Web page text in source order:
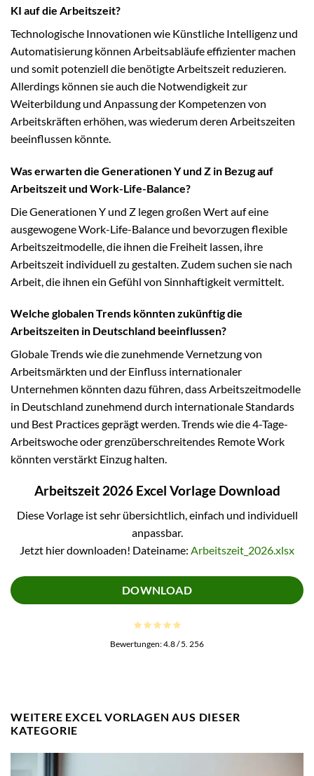
KI auf die Arbeitszeit?
Technologische Innovationen wie Künstliche Intelligenz und
Automatisierung können Arbeitsabläufe effizienter machen
und somit potenziell die benötigte Arbeitszeit reduzieren.
Allerdings können sie auch die Notwendigkeit zur
Weiterbildung und Anpassung der Kompetenzen von
Arbeitskräften erhöhen, was wiederum deren Arbeitszeiten
beeinflussen könnte.
Was erwarten die Generationen Y und Z in Bezug auf
Arbeitszeit und Work-Life-Balance?
Die Generationen Y und Z legen großen Wert auf eine
ausgewogene Work-Life-Balance und bevorzugen flexible
Arbeitszeitmodelle, die ihnen die Freiheit lassen, ihre
Arbeitszeit individuell zu gestalten. Zudem suchen sie nach
Arbeit, die ihnen ein Gefühl von Sinnhaftigkeit vermittelt.
Welche globalen Trends könnten zukünftig die
Arbeitszeiten in Deutschland beeinflussen?
Globale Trends wie die zunehmende Vernetzung von
Arbeitsmärkten und der Einfluss internationaler
Unternehmen könnten dazu führen, dass Arbeitszeitmodelle
in Deutschland zunehmend durch internationale Standards
und Best Practices geprägt werden. Trends wie die 4-Tage-
Arbeitswoche oder grenzüberschreitendes Remote Work
könnten verstärkt Einzug halten.
Arbeitszeit 2026 Excel Vorlage Download
Diese Vorlage ist sehr übersichtlich, einfach und individuell
anpassbar.
Jetzt hier downloaden! Dateiname: Arbeitszeit_2026.xlsx
DOWNLOAD
Bewertungen:4.8/ 5. 256
WEITERE EXCEL VORLAGEN AUS DIESER
KATEGORIE